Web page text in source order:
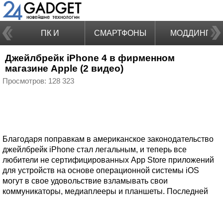
ПК И
НОУТБУКИ
СМАРТФОНЫ МОДДИНГ
Джейлбрейк iPhone 4 в фирменном
магазине Apple (2 видео)
Просмотров: 128 323
Благодаря поправкам в американское законодательство
джейлбрейк iPhone стал легальным, и теперь все
любители не сертифицированных App Store приложений
для устройств на основе операционной системы iOS
могут в свое удовольствие взламывать свои
коммуникаторы, медиаплееры и планшеты. Последней